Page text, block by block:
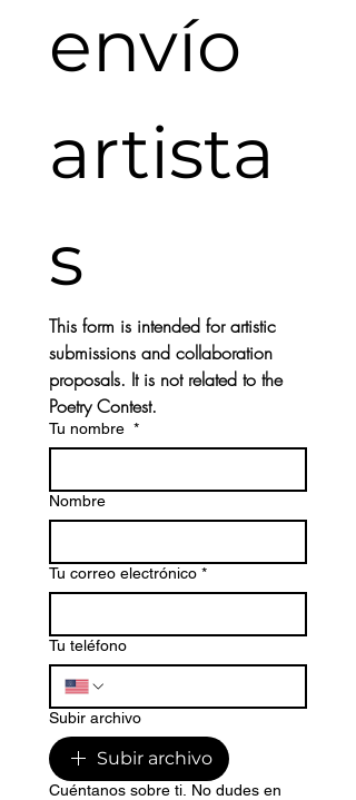
envío
artista
s
This form is intended for artistic
submissions and collaboration
proposals. It is not related to the
Poetry Contest.
Tu nombre *
Nombre
Tu correo electrónico *
Tu teléfono
Subir archivo
Subir archivo
Cuéntanos sobre ti. No dudes en